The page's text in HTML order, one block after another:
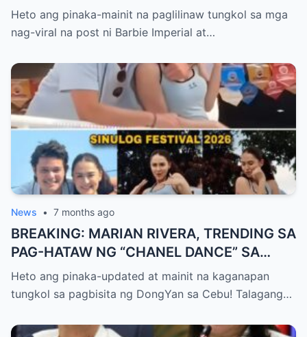
IMPERIAL AT ANG “LA TRIP” NG FIRST
LADY!
Heto ang pinaka-mainit na paglilinaw tungkol sa mga
nag-viral na post ni Barbie Imperial at…
News • 7 months ago
BREAKING: MARIAN RIVERA, TRENDING SA
PAG-HATAW NG “CHANEL DANCE” SA
SINULOG 2026! DONGYAN, PINAG-ULAN
NG PAGMAMAHAL SA CEBU!
Heto ang pinaka-updated at mainit na kaganapan
tungkol sa pagbisita ng DongYan sa Cebu! Talagang…